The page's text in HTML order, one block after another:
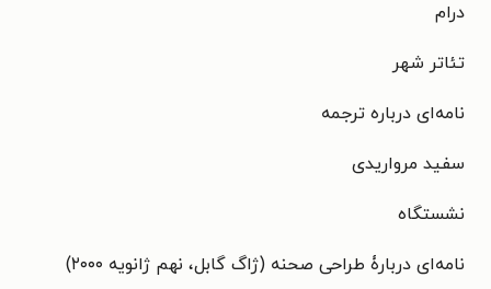
درام
تئاتر شهر
نامه‌ای درباره ترجمه
سفید مرواریدی
نشستگاه
نامه‌ای دربارۀ طراحی صحنه (ژاگ گابل، نهم ژانویه ۲۰۰۰)